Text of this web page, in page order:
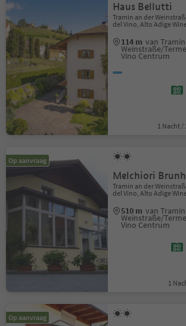
Haus Bellutti
Tramin an der
del Vino, Alto Adige
114 m van
Weinstraße/
Vino Centrum
1 Nacht
Op aanvraag
Melchiori
Tramin an der
del Vino, Alto Adige
510 m van
Weinstraße/
Vino Centrum
1
Op aanvraag